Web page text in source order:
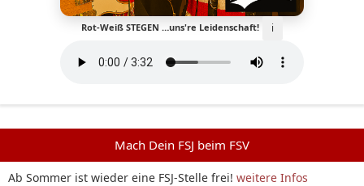
Rot-Weiß STEGEN …uns're Leidenschaft! ℹ️
Mach Dein FSJ beim FSV
Ab Sommer ist wieder eine FSJ-Stelle frei! weitere Infos